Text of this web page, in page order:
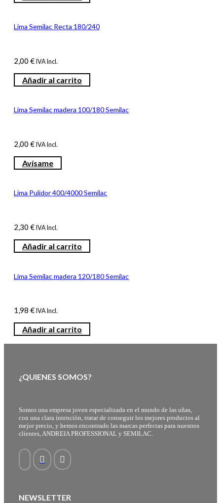
Lima Semilac Recta 180/240
2,00 € IVA Incl.
Añadir al carrito
Lima Semilac madera 100/180 Semilac
2,00 € IVA Incl.
Avísame
Lima Pulidor 400/4000 Semilac
2,30 € IVA Incl.
Añadir al carrito
Lima Semilac madera 120/180 Semilac
1,98 € IVA Incl.
Añadir al carrito
¿QUIENES SOMOS?
Somos una empresa joven especializada en el mundo de las uñas,
con una clara intención, tratar de conseguir los mejores productos al
mejor precio, y hemos encontrado las marcas perfectas para nuestros
clientes, ANDREIA PROFESSIONAL y SEMILAC.
NEWSLETTER